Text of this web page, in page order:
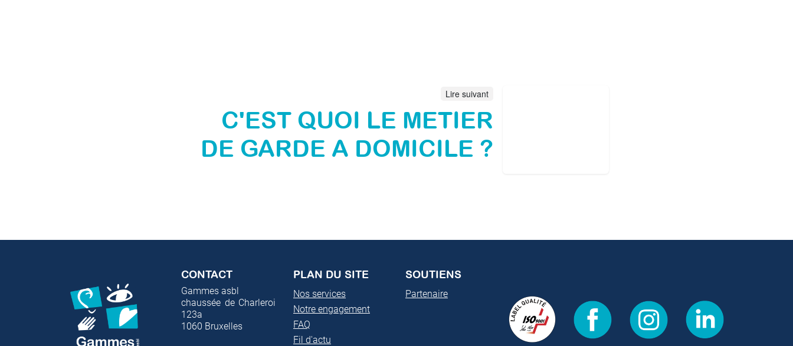
Lire suivant
C'EST QUOI LE METIER
DE GARDE A DOMICILE ?
CONTACT
Gammes asbl
chaussée de Charleroi
123a
1060 Bruxelles
PLAN DU SITE
Nos services
Notre engagement
FAQ
Fil d'actu
SOUTIENS
Partenaire